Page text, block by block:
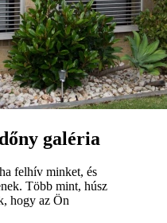
galéria
felhív minket, és
Több mint, húsz
hogy az Ön